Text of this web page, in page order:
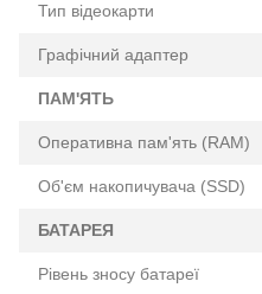
Тип відеокарти
Графічний адаптер
ПАМ'ЯТЬ
Оперативна пам'ять (RAM)
Об'єм накопичувача (SSD)
БАТАРЕЯ
Рівень зносу батареї